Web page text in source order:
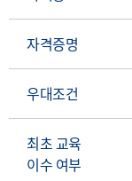
자격증명
우대조건
최초 교육
이수 여부